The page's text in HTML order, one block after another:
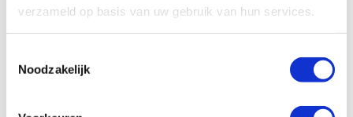
verzameld op basis van uw gebruik van hun services.
Noodzakelijk